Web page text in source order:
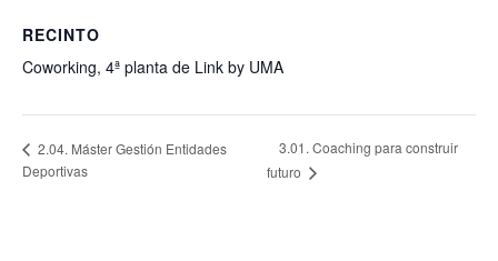
RECINTO
Coworking, 4ª planta de Link by UMA
2.04. Máster Gestión Entidades
Deportivas
3.01. Coaching para construir
futuro